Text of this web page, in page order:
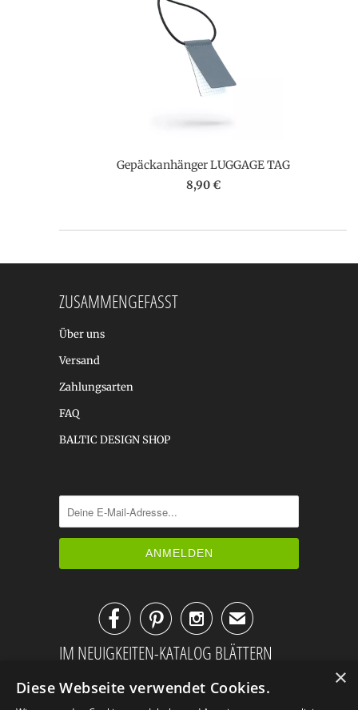
Gepäckanhänger LUGGAGE TAG
8,90 €
ZUSAMMENGEFASST
Über uns
Versand
Zahlungsarten
FAQ
BALTIC DESIGN SHOP
✉
IM NEUIGKEITEN-KATALOG BLÄTTERN
×
Diese Webseite verwendet Cookies.